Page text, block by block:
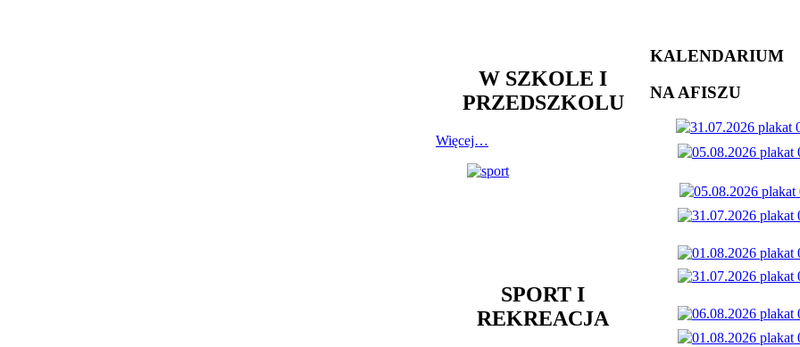
W SZKOLE I
PRZEDSZKOLU
Więcej…
SPORT I
REKREACJA
KALENDARIUM
NA AFISZU